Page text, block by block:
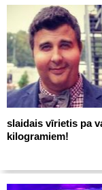
slaidais vīrietis pa
kilogramiem!